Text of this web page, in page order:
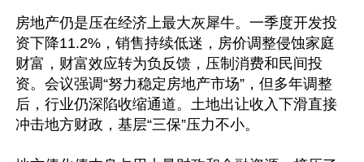
房地产仍是压在经济上最大灰犀牛。一季度开发投
资下降11.2%，销售持续低迷，房价调整侵蚀家庭
财富，财富效应转为负反馈，压制消费和民间投
资。会议强调“努力稳定房地产市场”，但多年调整
后，行业仍深陷收缩通道。土地出让收入下滑直接
冲击地方财政，基层“三保”压力不小。